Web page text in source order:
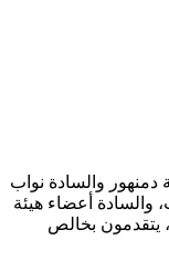
الأستاذ الدكتور / إلهامي ترابيس - رئيس جامعة دمنهور والسادة نواب
رئيس الجامعة، والسادة عمداء ووكلاء الكليات، والسادة أعضاء هيئة
التدريس والهيئة المعاونة، والعاملين والطلاب، يتقدمون بخالص